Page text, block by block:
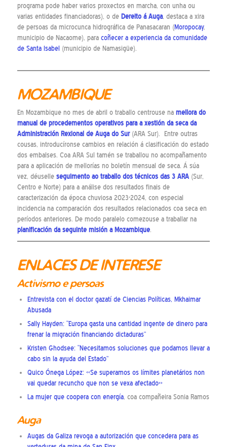
programa pode haber varios proxectos en marcha, con unha ou
varias entidades financiadoras), o de Dereito á Auga, destaca a xira
de persoas da microcunca hidrográfica de Panasacaran (Moropocay,
municipio de Nacaome), para coñecer a experiencia da comunidade
de Santa Isabel (municipio de Namasigüe).
MOZAMBIQUE
En Mozambique no mes de abril o traballo centrouse namellora do
manual de procedementos operativos para a xestión da seca da
Administración Rexional de Auga do Sur(ARA Sur). Entre outras
cousas, introducíronse cambios en relación á clasificación do estado
dos embalses. Coa ARA Sul tamén se traballou no acompañamento
para a aplicación de mellorías no boletín mensual de seca. Á súa
vez, déuselle seguimento ao traballo dos técnicos das 3 ARA(Sur,
Centro e Norte) para a análise dos resultados finais de
caracterización da época chuviosa 2023-2024, con especial
incidencia na comparación dos resultados relacionados coa seca en
períodos anteriores. De modo paralelo comezouse a traballar na
planificación da seguinte misión a Mozambique.
ENLACES DE INTERESE
Activismo e persoas
Entrevista con el doctor gazatí de Ciencias Políticas, Mkhaimar
Abusada
Sally Hayden: “Europa gasta una cantidad ingente de dinero para
frenar la migración financiando dictaduras”
Kristen Ghodsee: “Necesitamos soluciones que podamos llevar a
cabo sin la ayuda del Estado”
Quico Ónega López: «Se superamos os límites planetários non
vai quedar recuncho que non se vexa afectado»
La mujer que coopera con energía, coa compañeira Sonia Ramos
Auga
Augas da Galiza revoga a autorización que concedera para as